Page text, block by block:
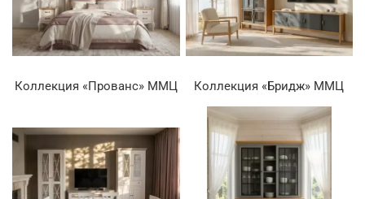
Коллекция «Прованс» ММЦ Коллекция «Бридж» ММЦ